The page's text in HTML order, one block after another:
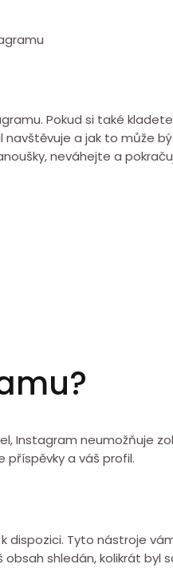
Pokud si také
a jak to může
neváhejte a
Instagram neumožňuje
příspěvky a váš profil.
Tyto nástroje
shledán, kolikrát byl